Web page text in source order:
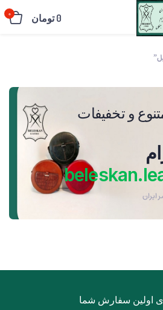
0 تومان 0
و تخفیفات
ایران